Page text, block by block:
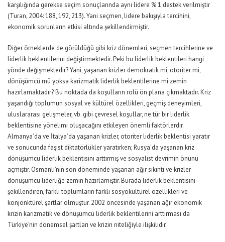
karşılığında gerekse seçim sonuçlarında aynı lidere % 1 destek verilmiştir
(Turan, 2004: 188, 192, 213). Yani seçmen, lidere bakışıyla tercihini,
ekonomik sorunların etkisi altında şekillendirmiştir.
Diğer örneklerde de görüldüğü gibi kriz dönemleri, seçmen tercihlerine ve
liderlik beklentilerini değiştirmektedir. Peki bu liderlik beklentileri hangi
yönde değişmektedir? Yani, yaşanan krizler demokratik mi, otoriter mi,
dönüşümcü mü yoksa karizmatik liderlik beklentilerine mi zemin
hazırlamaktadır? Bu noktada da koşulların rolü ön plana çıkmaktadır. Kriz
yaşandığı toplumun sosyal ve kültürel özellikleri, geçmiş deneyimleri,
uluslararası gelişmeler, vb. gibi çevresel koşullar, ne tür bir liderlik
beklentisine yönelimi oluşacağını etkileyen önemli faktörlerdir.
Almanya’da ve İtalya’da yaşanan krizler, otoriter liderlik beklentisi yaratır
ve sonucunda faşist diktatörlükler yaratırken; Rusya’da yaşanan kriz
dönüşümcü liderlik beklentisini arttırmış ve sosyalist devrimin önünü
açmıştır. Osmanlı’nın son döneminde yaşanan ağır sıkıntı ve krizler
dönüşümcü liderliğe zemin hazırlamıştır. Burada liderlik beklentisini
şekillendiren, farklı toplumların farklı sosyokültürel özellikleri ve
konjonktürel şartlar olmuştur. 2002 öncesinde yaşanan ağır ekonomik
krizin karizmatik ve dönüşümcü liderlik beklentilerini arttırması da
Türkiye’nin dönemsel şartları ve krizin niteliğiyle ilişkilidir.